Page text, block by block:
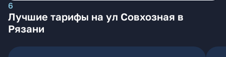
6
Лучшие тарифы на ул Совхозная в
Рязани